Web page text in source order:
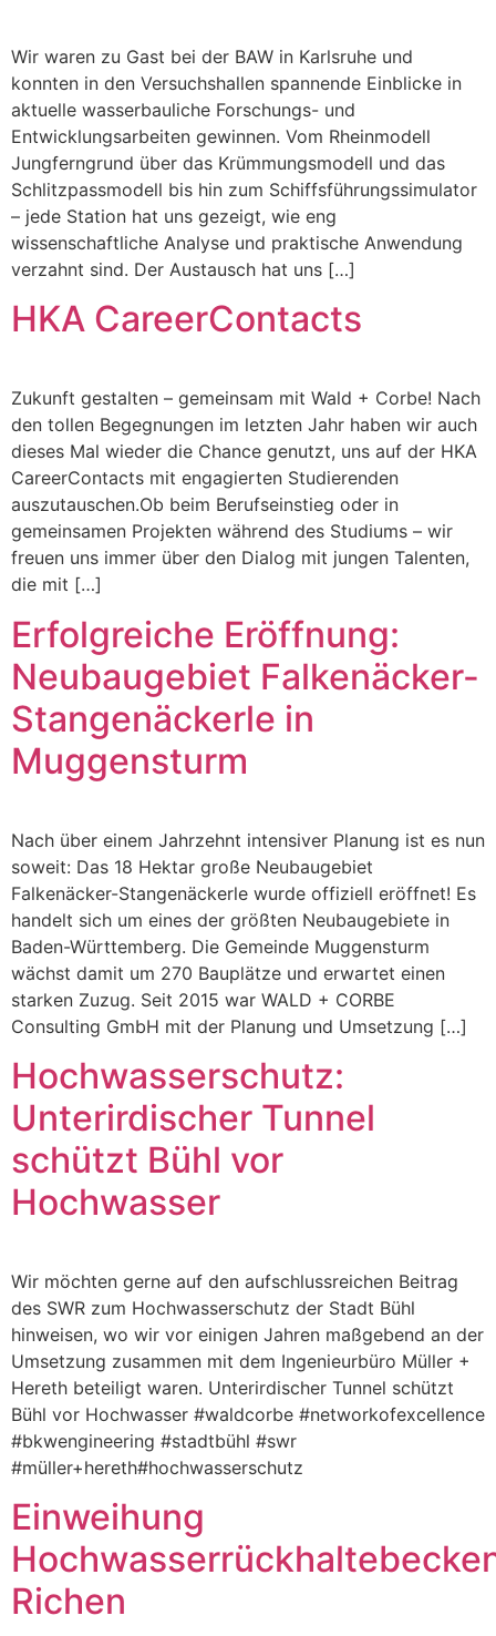
Wir waren zu Gast bei der BAW in Karlsruhe und
konnten in den Versuchshallen spannende Einblicke in
aktuelle wasserbauliche Forschungs- und
Entwicklungsarbeiten gewinnen. Vom Rheinmodell
Jungferngrund über das Krümmungsmodell und das
Schlitzpassmodell bis hin zum Schiffsführungssimulator
– jede Station hat uns gezeigt, wie eng
wissenschaftliche Analyse und praktische Anwendung
verzahnt sind. Der Austausch hat uns […]
HKA CareerContacts
Zukunft gestalten – gemeinsam mit Wald + Corbe! Nach
den tollen Begegnungen im letzten Jahr haben wir auch
dieses Mal wieder die Chance genutzt, uns auf der HKA
CareerContacts mit engagierten Studierenden
auszutauschen.Ob beim Berufseinstieg oder in
gemeinsamen Projekten während des Studiums – wir
freuen uns immer über den Dialog mit jungen Talenten,
die mit […]
Erfolgreiche Eröffnung:
Neubaugebiet Falkenäcker-
Stangenäckerle in
Muggensturm
Nach über einem Jahrzehnt intensiver Planung ist es nun
soweit: Das 18 Hektar große Neubaugebiet
Falkenäcker-Stangenäckerle wurde offiziell eröffnet! Es
handelt sich um eines der größten Neubaugebiete in
Baden-Württemberg. Die Gemeinde Muggensturm
wächst damit um 270 Bauplätze und erwartet einen
starken Zuzug. Seit 2015 war WALD + CORBE
Consulting GmbH mit der Planung und Umsetzung […]
Hochwasserschutz:
Unterirdischer Tunnel
schützt Bühl vor
Hochwasser
Wir möchten gerne auf den aufschlussreichen Beitrag
des SWR zum Hochwasserschutz der Stadt Bühl
hinweisen, wo wir vor einigen Jahren maßgebend an der
Umsetzung zusammen mit dem Ingenieurbüro Müller +
Hereth beteiligt waren. Unterirdischer Tunnel schützt
Bühl vor Hochwasser #waldcorbe #networkofexcellence
#bkwengineering #stadtbühl #swr
#müller+hereth#hochwasserschutz
Einweihung
Richen